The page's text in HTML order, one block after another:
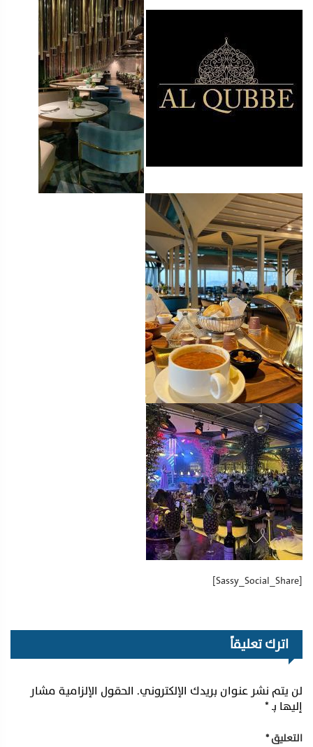
[Sassy_Social_Share]
اترك تعليقاً
لن يتم نشر عنوان بريدك الإلكتروني. الحقول الإلزامية مشار
إليها بـ*
التعليق*